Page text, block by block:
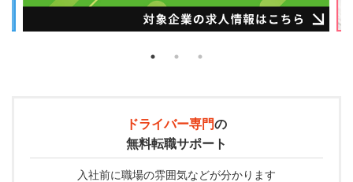
ドライバー専門の
無料転職サポート
入社前に職場の雰囲気などが分かります